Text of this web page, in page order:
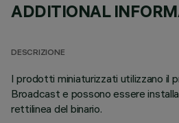
ADDITIONAL
DESCRIZIONE
I prodotti miniaturizzati utilizzano il
Broadcast e possono essere
rettilinea del binario.